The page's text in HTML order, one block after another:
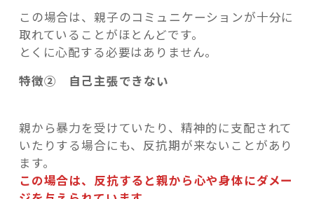
この場合は、親子のコミュニケーションが十分に
取れていることがほとんどです。
とくに心配する必要はありません。
特徴② 自己主張できない
親から暴力を受けていたり、精神的に支配されて
いたりする場合にも、反抗期が来ないことがあり
ます。
この場合は、反抗すると親から心や身体にダメー